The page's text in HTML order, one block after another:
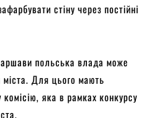
стіну через постійні
польська влада може
Для цього мають
яка в рамках конкурсу